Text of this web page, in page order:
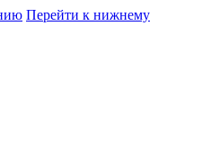
Перейти к нижнему